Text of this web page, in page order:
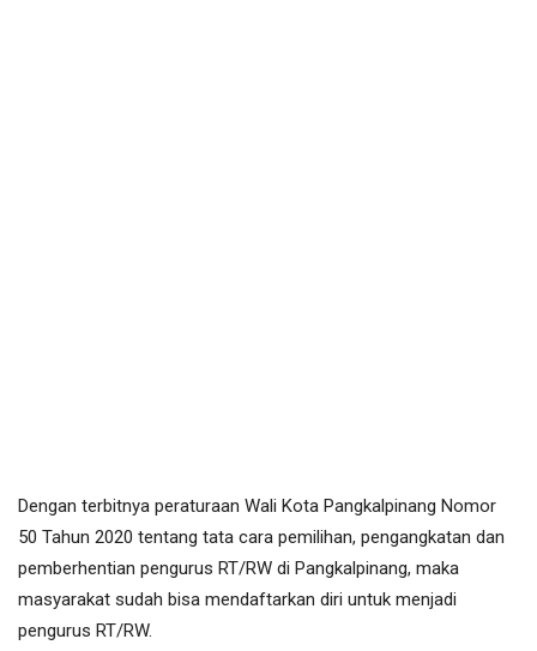
Dengan terbitnya peraturaan Wali Kota Pangkalpinang Nomor
50 Tahun 2020 tentang tata cara pemilihan, pengangkatan dan
pemberhentian pengurus RT/RW di Pangkalpinang, maka
masyarakat sudah bisa mendaftarkan diri untuk menjadi
pengurus RT/RW.